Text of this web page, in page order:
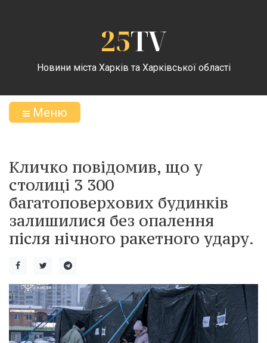
25TV
Новини міста Харків та Харківської області
Меню
Кличко повідомив, що у
столиці 3 300
багатоповерхових будинків
залишилися без опалення
після нічного ракетного удару.